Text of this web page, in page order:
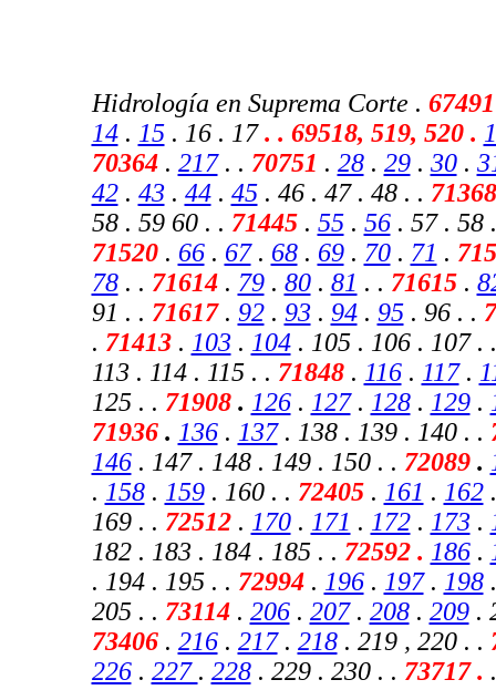
Hidrología en Suprema Corte . 67491
14. 15. 16 . 17. . 69518, 519, 520 .
70364. 217. . 70751 . 28. 29. 30.
42. 43. 44. 45. 46 . 47 . 48 . . 71368
58 . 59 60 . . 71445 . 55. 56. 57 . 58
71520. 66. 67. 68. 69. 70. 71 .
78. . 71614. 79. 80. 81 . . 71615 .
91 . . 71617 . 92. 93. 94. 95. 96 . .
. 71413. 103. 104. 105 . 106 . 107 .
113 . 114 . 115 . . 71848. 116. 117.
125 . . 71908 . 126 . 127 . 128 . 129 .
71936. 136. 137. 138 . 139 . 140 . .
146. 147 . 148 . 149 . 150 . . 72089 .
. 158. 159. 160 . . 72405. 161 . 162.
169 . . 72512. 170. 171 . 172. 173.
182 . 183 . 184 . 185 . . 72592 . 186.
. 194 . 195 . . 72994 . 196. 197. 198.
205 . . 73114. 206. 207. 208. 209.
73406. 216. 217. 218. 219 , 220 . .
226. 227 . 228. 229 . 230 . . 73717 .